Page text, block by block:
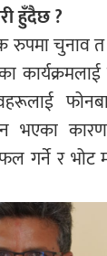
हुँदैछ ?
रुपमा चुनाव त
कार्यक्रमलाई
भएका
गर्ने र भोट